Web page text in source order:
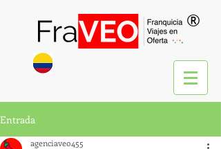
®
Entrada
agenciaveo455